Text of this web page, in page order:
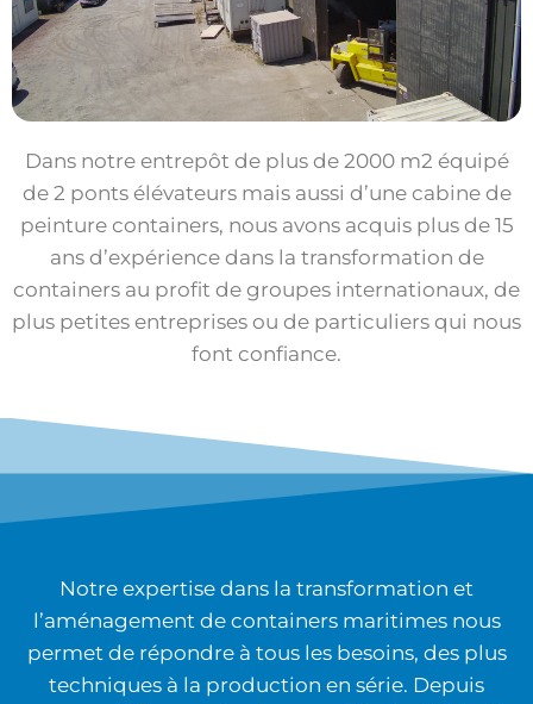
Dans notre entrepôt de plus de 2000 m2 équipé
de 2 ponts élévateurs mais aussi d’une cabine de
peinture containers, nous avons acquis plus de 15
ans d’expérience dans la transformation de
containers au profit de groupes internationaux, de
plus petites entreprises ou de particuliers qui nous
font confiance.
Notre expertise dans la transformation et
l’aménagement de containers maritimes nous
permet de répondre à tous les besoins, des plus
techniques à la production en série. Depuis